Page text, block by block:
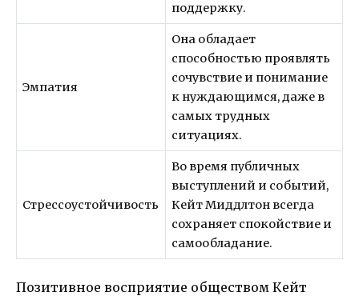
поддержку.
Эмпатия
Она обладает
способностью проявлять
сочувствие и понимание
к нуждающимся, даже в
самых трудных
ситуациях.
Стрессоустойчивость
Во время публичных
выступлений и событий,
Кейт Миддлтон всегда
сохраняет спокойствие и
самообладание.
Позитивное восприятие обществом Кейт